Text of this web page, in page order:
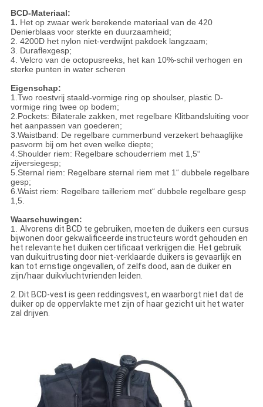
BCD-Materiaal:
1. Het op zwaar werk berekende materiaal van de 420
Denierblaas voor sterkte en duurzaamheid;
2. 4200D het nylon niet-verdwijnt pakdoek langzaam;
3. Duraflexgesp;
4. Velcro van de octopusreeks, het kan 10%-schil verhogen en
sterke punten in water scheren
Eigenschap:
1.Two roestvrij staald-vormige ring op shoulser, plastic D-
vormige ring twee op bodem;
2.Pockets: Bilaterale zakken, met regelbare Klitbandsluiting voor
het aanpassen van goederen;
3.Waistband: De regelbare cummerbund verzekert behaaglijke
pasvorm bij om het even welke diepte;
4.Shoulder riem: Regelbare schouderriem met 1,5“
zijversiegesp;
5.Sternal riem: Regelbare sternal riem met 1“ dubbele regelbare
gesp;
6.Waist riem: Regelbare tailleriem met“ dubbele regelbare gesp
1,5.
Waarschuwingen:
1. Alvorens dit BCD te gebruiken, moeten de duikers een cursus
bijwonen door gekwalificeerde instructeurs wordt gehouden en
het relevante het duiken certificaat verkrijgen die. Het gebruik
van duikuitrusting door niet-verklaarde duikers is gevaarlijk en
kan tot ernstige ongevallen, of zelfs dood, aan de duiker en
zijn/haar duikvluchtvrienden leiden.
2. Dit BCD-vest is geen reddingsvest, en waarborgt niet dat de
duiker op de oppervlakte met zijn of haar gezicht uit het water
zal drijven.